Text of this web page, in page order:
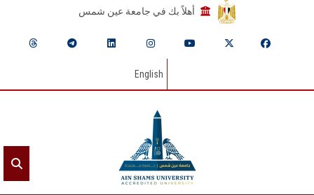
أهلاً بك في جامعة عين شمس
English